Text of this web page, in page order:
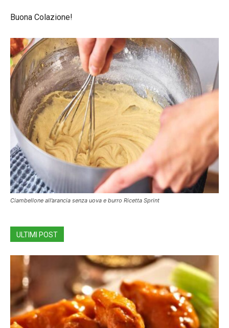
Buona Colazione!
Ciambellone all’arancia senza uova e burro Ricetta Sprint
ULTIMI POST